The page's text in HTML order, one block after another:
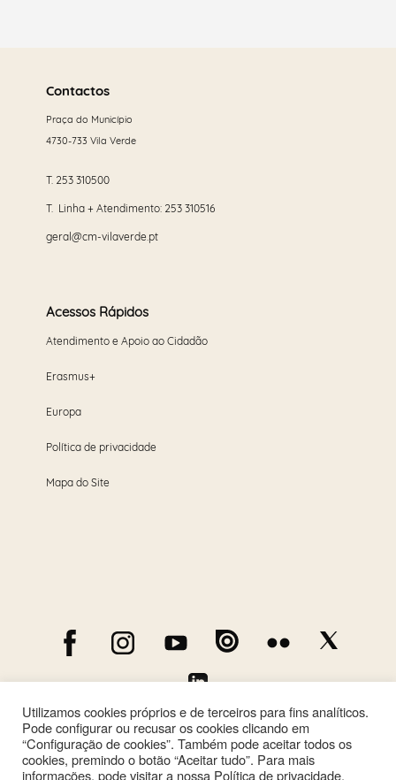
maisContactos
Praça do Município
4730-733 Vila Verde
T. 253 310500
T. Linha + Atendimento: 253 310516
geral@cm-vilaverde.pt
Acessos Rápidos
Atendimento e Apoio ao Cidadão
Erasmus+
Europa
Política de privacidade
Mapa do Site
Utilizamos cookies próprios e de terceiros para fins analíticos.
Pode configurar ou recusar os cookies clicando em
“Configuração de cookies”. Também pode aceitar todos os
cookies, premindo o botão “Aceitar tudo”. Para mais
informações, pode visitar a nossa Política de privacidade.